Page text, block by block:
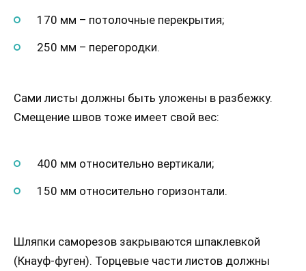
170 мм – потолочные перекрытия;
250 мм – перегородки.
Сами листы должны быть уложены в разбежку.
Смещение швов тоже имеет свой вес:
400 мм относительно вертикали;
150 мм относительно горизонтали.
Шляпки саморезов закрываются шпаклевкой
(Кнауф-фуген). Торцевые части листов должны